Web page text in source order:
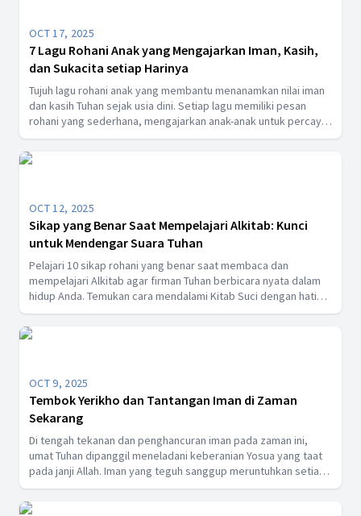
OCT 17, 2025
7 Lagu Rohani Anak yang Mengajarkan Iman, Kasih,
dan Sukacita setiap Harinya
Tujuh lagu rohani anak yang membantu menanamkan nilai iman
dan kasih Tuhan sejak usia dini. Setiap lagu memiliki pesan
rohani yang sederhana, mengajarkan anak-anak untuk percaya,
bersyukur, dan hidup dekat dengan Yesus penuh sukacita.
Melalui musik yang menyentuh hati, anak-anak belajar bahwa
mereka dikasihi Tuhan dan dipanggil untuk hidup dalam terang-
OCT 12, 2025
Sikap yang Benar Saat Mempelajari Alkitab: Kunci
untuk Mendengar Suara Tuhan
Pelajari 10 sikap rohani yang benar saat membaca dan
mempelajari Alkitab agar firman Tuhan berbicara nyata dalam
hidup Anda. Temukan cara mendalami Kitab Suci dengan hati
yang berdoa, rendah hati, dan penuh sukacita.
OCT 9, 2025
Tembok Yerikho dan Tantangan Iman di Zaman
Sekarang
Di tengah tekanan dan penghancuran iman pada zaman ini,
umat Tuhan dipanggil meneladani keberanian Yosua yang taat
pada janji Allah. Iman yang teguh sanggup meruntuhkan setiap
tembok kehidupan, meneguhkan hati yang lemah, dan
membawa kemenangan rohani di tengah dunia yang gelap.